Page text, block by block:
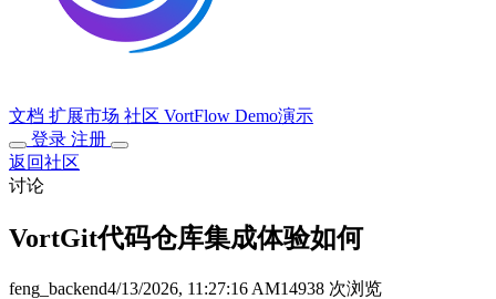
文档 扩展市场 社区 VortFlow Demo演示
登录 注册
返回社区
讨论
VortGit代码仓库集成体验如何
feng_backend4/13/2026, 11:27:16 AM14938 次浏览